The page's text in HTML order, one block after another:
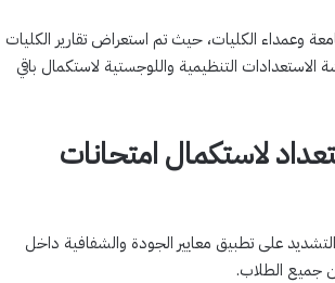
وعمداء الكليات، حيث تم استعراض تقارير الكليات
الاستعدادات التنظيمية واللوجستية لاستكمال باقي
لاستكمال امتحانات
على تطبيق معايير الجودة والشفافية داخل
جميع الطلاب.